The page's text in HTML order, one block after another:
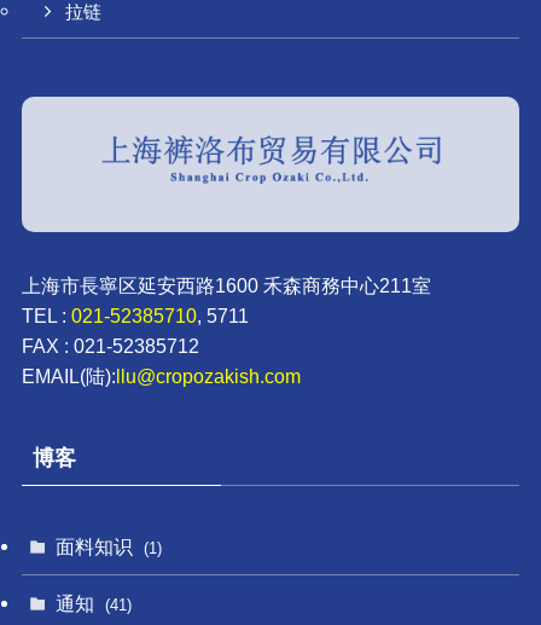
拉链
上海市長寧区延安西路1600 禾森商務中心211室
TEL : 021-52385710, 5711
FAX : 021-52385712
EMAIL(陆):llu@cropozakish.com
博客
面料知识 (1)
通知 (41)